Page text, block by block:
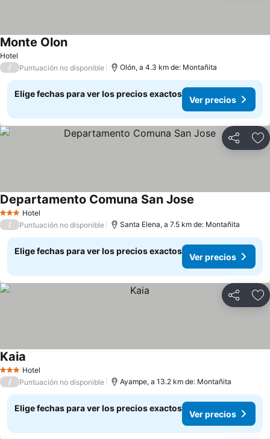
Hotel
Monte OlonVer precios
/ Puntuación no disponible Olón, a 4.3 km de: Montañita
Elige fechas para ver los precios exactos
Ver precios
Compartir
3 Estrellas
Hotel
Departamento Comuna San Jose
/ Puntuación no disponible Santa Elena, a 7.5 km de: Montañita
Elige fechas para ver los precios exactos
Ver precios
Compartir
3 Estrellas
Hotel
Kaia
/ Puntuación no disponible Ayampe, a 13.2 km de: Montañita
Elige fechas para ver los precios exactos
Ver precios